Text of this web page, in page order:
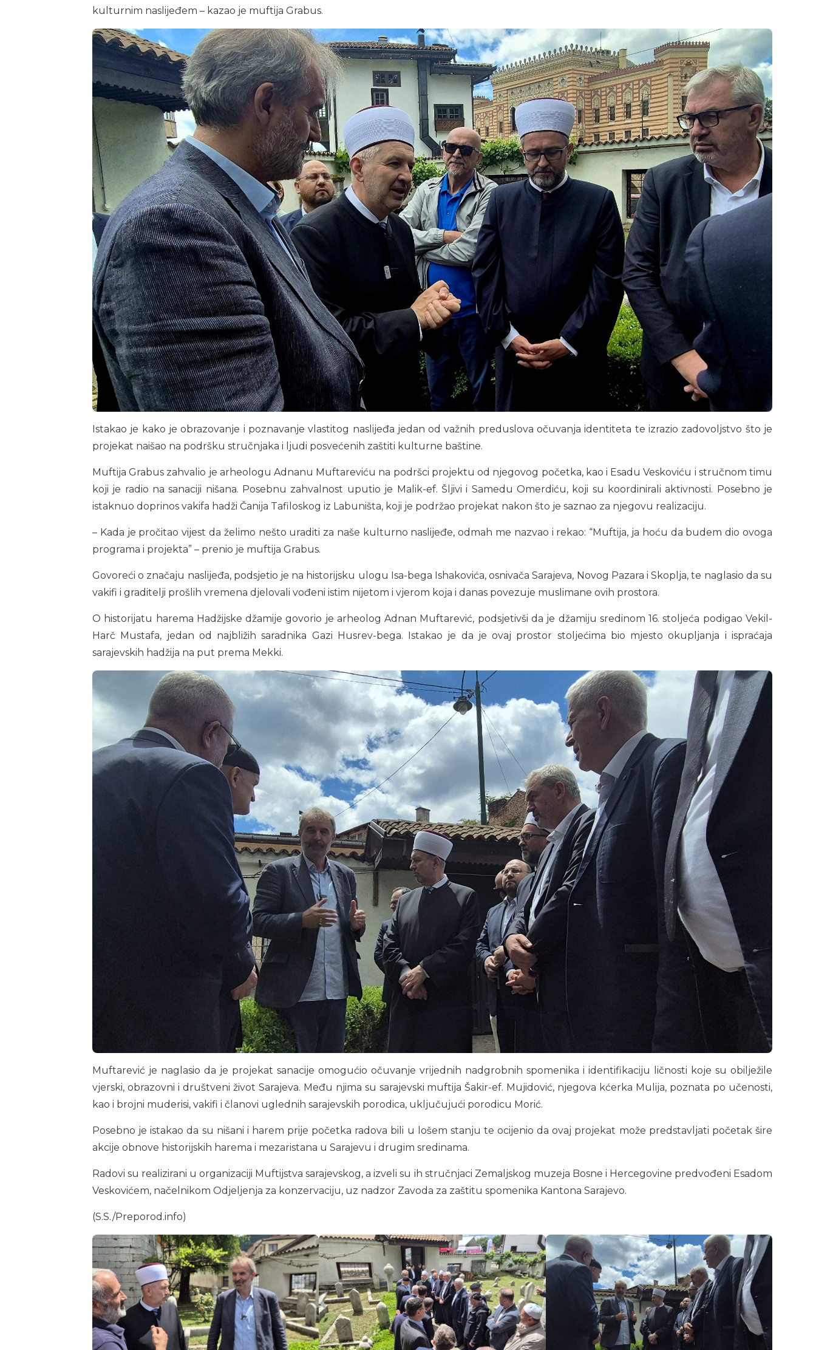
kulturnim naslijeđem – kazao je muftija Grabus.
Istakao je kako je obrazovanje i poznavanje vlastitog naslijeđa jedan od važnih preduslova očuvanja identiteta te izrazio zadovoljstvo što je
projekat naišao na podršku stručnjaka i ljudi posvećenih zaštiti kulturne baštine.
Muftija Grabus zahvalio je arheologu Adnanu Muftareviću na podršci projektu od njegovog početka, kao i Esadu Veskoviću i stručnom timu
koji je radio na sanaciji nišana. Posebnu zahvalnost uputio je Malik-ef. Šljivi i Samedu Omerdiću, koji su koordinirali aktivnosti. Posebno je
istaknuo doprinos vakifa hadži Čanija Tafiloskog iz Labuništa, koji je podržao projekat nakon što je saznao za njegovu realizaciju.
– Kada je pročitao vijest da želimo nešto uraditi za naše kulturno naslijeđe, odmah me nazvao i rekao: “Muftija, ja hoću da budem dio ovoga
programa i projekta” – prenio je muftija Grabus.
Govoreći o značaju naslijeđa, podsjetio je na historijsku ulogu Isa-bega Ishakovića, osnivača Sarajeva, Novog Pazara i Skoplja, te naglasio da su
vakifi i graditelji prošlih vremena djelovali vođeni istim nijetom i vjerom koja i danas povezuje muslimane ovih prostora.
O historijatu harema Hadžijske džamije govorio je arheolog Adnan Muftarević, podsjetivši da je džamiju sredinom 16. stoljeća podigao Vekil-
Harč Mustafa, jedan od najbližih saradnika Gazi Husrev-bega. Istakao je da je ovaj prostor stoljećima bio mjesto okupljanja i ispraćaja
sarajevskih hadžija na put prema Mekki.
Muftarević je naglasio da je projekat sanacije omogućio očuvanje vrijednih nadgrobnih spomenika i identifikaciju ličnosti koje su obilježile
vjerski, obrazovni i društveni život Sarajeva. Među njima su sarajevski muftija Šakir-ef. Mujidović, njegova kćerka Mulija, poznata po učenosti,
kao i brojni muderisi, vakifi i članovi uglednih sarajevskih porodica, uključujući porodicu Morić.
Posebno je istakao da su nišani i harem prije početka radova bili u lošem stanju te ocijenio da ovaj projekat može predstavljati početak šire
akcije obnove historijskih harema i mezaristana u Sarajevu i drugim sredinama.
Radovi su realizirani u organizaciji Muftijstva sarajevskog, a izveli su ih stručnjaci Zemaljskog muzeja Bosne i Hercegovine predvođeni Esadom
Veskovićem, načelnikom Odjeljenja za konzervaciju, uz nadzor Zavoda za zaštitu spomenika Kantona Sarajevo.
(S.S./Preporod.info)